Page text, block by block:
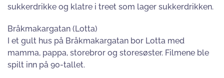
sukkerdrikke og klatre i treet som lager sukkerdrikken.
Bråkmakargatan (Lotta)
I et gult hus på Bråkmakargatan bor Lotta med
mamma, pappa, storebror og storesøster. Filmene ble
spilt inn på 90-tallet.